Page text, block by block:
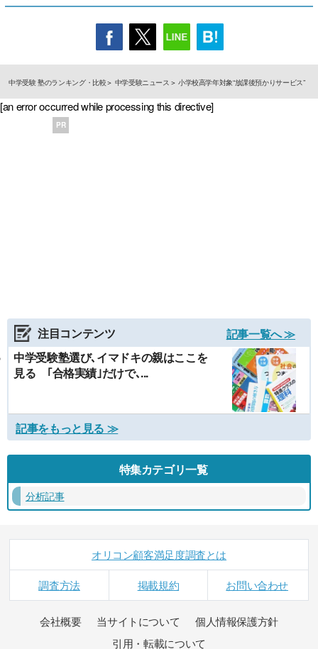
中学受験 塾のランキング・比較 中学受験ニュース 小学校高学年対象“放課後預かりサービス”
[an error occurred while processing this directive]
PR
注目コンテンツ
記事一覧へ ≫
中学受験塾選び､イマドキの親はここを
見る ｢合格実績｣だけで､...
記事をもっと見る ≫
特集カテゴリ一覧
分析記事
オリコン顧客満足度調査とは
調査方法 掲載規約 お問い合わせ
会社概要 当サイトについて
個人情報保護方針
引用・転載について